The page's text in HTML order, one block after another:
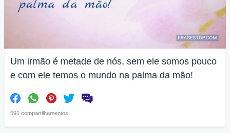
Um irmão é metade de nós, sem ele somos pouco
e com ele temos o mundo na palma da mão!
591 compartilhamentos